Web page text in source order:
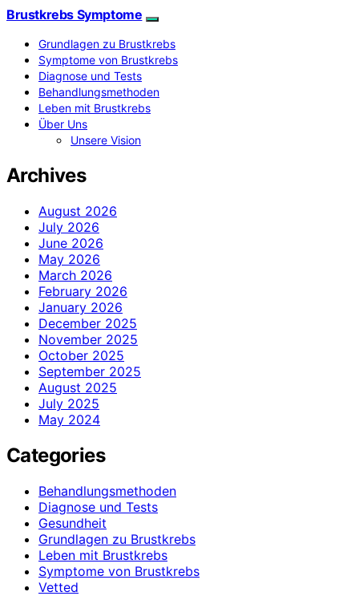
Brustkrebs Symptome
Grundlagen zu Brustkrebs
Symptome von Brustkrebs
Diagnose und Tests
Behandlungsmethoden
Leben mit Brustkrebs
Über Uns
Unsere Vision
Archives
August 2026
July 2026
June 2026
May 2026
March 2026
February 2026
January 2026
December 2025
November 2025
October 2025
September 2025
August 2025
July 2025
May 2024
Categories
Behandlungsmethoden
Diagnose und Tests
Gesundheit
Grundlagen zu Brustkrebs
Leben mit Brustkrebs
Symptome von Brustkrebs
Vetted